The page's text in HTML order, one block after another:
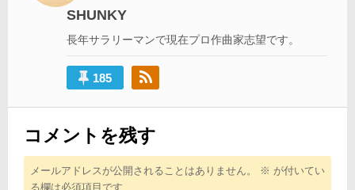
シ
SHUNKY
長年サラリーマンで現在プロ作曲家志望です。
185
コメントを残す
メールアドレスが公開されることはありません。 ※ が付いてい
る欄は必須項目です